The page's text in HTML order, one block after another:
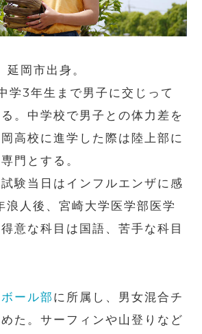
岡市出身。
学3年生まで男子に交じって
。中学校で男子との体力差を
高校に進学した際は陸上部に
門とする。
験当日はインフルエンザに感
浪人後、宮崎大学医学部医学
意な科目は国語、苦手な科目
ール部に所属し、男女混合チ
た。サーフィンや山登りなど